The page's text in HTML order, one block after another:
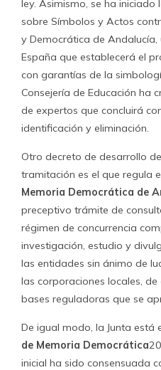
ley. Asimismo, se ha
sobre Símbolos y Actos
y Democrática de
España que establecerá el
con garantías de la
Consejería de Educación ha
de expertos que concluirá
identificación y eliminación.
Otro decreto de desarrollo
tramitación es el que regula
Memoria Democrática de
preceptivo trámite de
régimen de concurrencia
investigación, estudio y
las entidades sin ánimo de
las corporaciones locales,
bases reguladoras que se
De igual modo, la Junta está
de Memoria Democrática
inicial ha sido consensuada